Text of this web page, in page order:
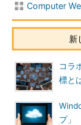
Computer
新
コラ
標と
プ」